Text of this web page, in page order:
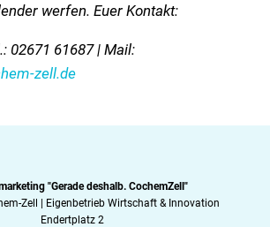
werfen. Euer Kontakt:
02671 61687 | Mail:
zell.de
"Gerade deshalb. CochemZell"
Zell | Eigenbetrieb Wirtschaft & Innovation
Endertplatz 2